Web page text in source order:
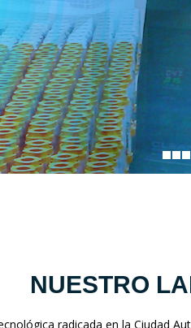
NUESTRO
radicada en la Ciudad